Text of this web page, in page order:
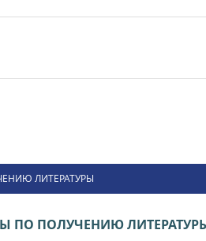
ЛИТЕРАТУРЫ
ПО ПОЛУЧЕНИЮ